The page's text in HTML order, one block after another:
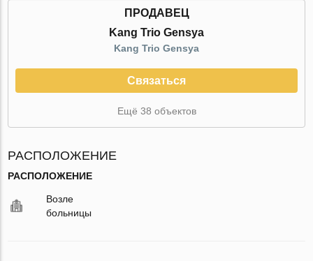
ПРОДАВЕЦ
Kang Trio Gensya
Kang Trio Gensya
Связаться
Ещё 38 объектов
РАСПОЛОЖЕНИЕ
РАСПОЛОЖЕНИЕ
Возле
больницы